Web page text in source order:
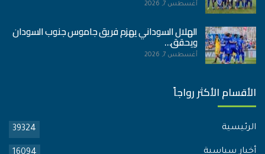
أغسطس 7, 2026
الهلال السوداني يهزم فريق جاموس جنوب السودان
ويحقق…
أغسطس 7, 2026
الأقسام الأكثر رواجاً
الرئيسية 39324
أخبار سياسية